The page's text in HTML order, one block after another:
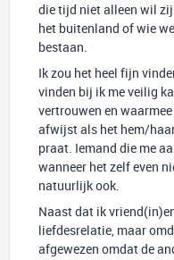
die tijd niet alleen wil
het buitenland of wie
bestaan.
Ik zou het heel fijn
vinden bij ik me veilig
vertrouwen en
afwijst als het hem/
praat. Iemand die me
wanneer het zelf even
natuurlijk ook.
Naast dat ik
liefdesrelatie, maar
afgewezen omdat de